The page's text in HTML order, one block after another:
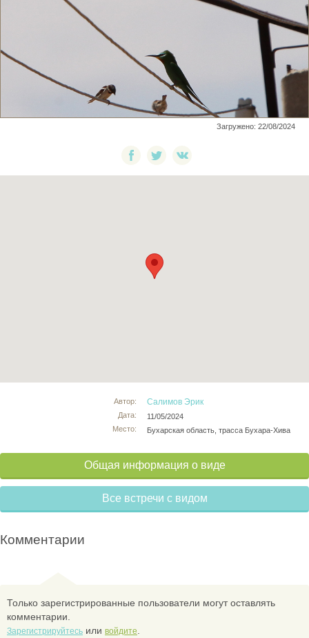
Загружено: 22/08/2024
Автор:
Дата:
Место:
Салимов Эрик
11/05/2024
Бухарская область, трасса Бухара-Хива
Общая информация о виде
Все встречи с видом
Комментарии
Только зарегистрированные пользователи могут оставлять
комментарии.
Зарегистрируйтесь или войдите